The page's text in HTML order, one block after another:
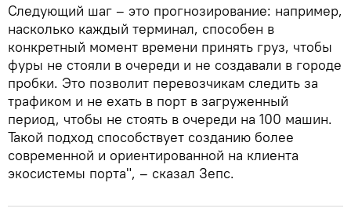
Следующий шаг – это прогнозирование: например,
насколько каждый терминал, способен в
конкретный момент времени принять груз, чтобы
фуры не стояли в очереди и не создавали в городе
пробки. Это позволит перевозчикам следить за
трафиком и не ехать в порт в загруженный
период, чтобы не стоять в очереди на 100 машин.
Такой подход способствует созданию более
современной и ориентированной на клиента
экосистемы порта", – сказал Зепс.